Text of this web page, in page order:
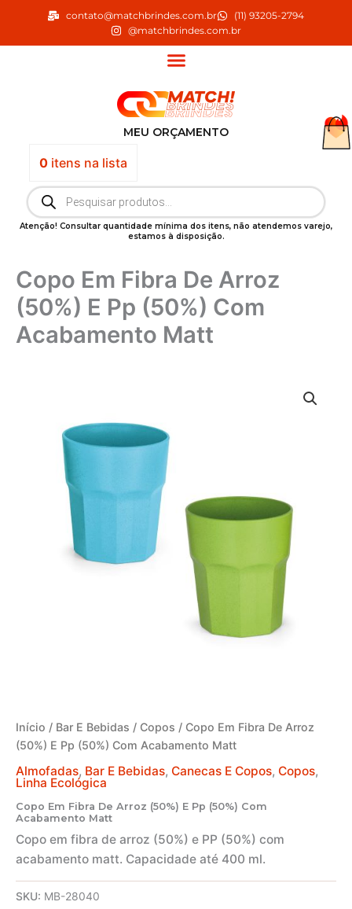
o
contato@matchbrindes.com.br
(11) 93205-2794
@matchbrindes.com.br
MEU ORÇAMENTO
0itens na lista
Pesquisar
produtos
Atenção! Consultar quantidade mínima dos itens, não atendemos varejo,
estamos à disposição.
Copo Em Fibra De Arroz
(50%) E Pp (50%) Com
Acabamento Matt
Início / Bar E Bebidas / Copos / Copo Em Fibra De Arroz
(50%) E Pp (50%) Com Acabamento Matt
Almofadas, Bar E Bebidas, Canecas E Copos, Copos,
Linha Ecológica
Copo Em Fibra De Arroz (50%) E Pp (50%) Com
Acabamento Matt
Copo em fibra de arroz (50%) e PP (50%) com
acabamento matt. Capacidade até 400 ml.
SKU: MB-28040